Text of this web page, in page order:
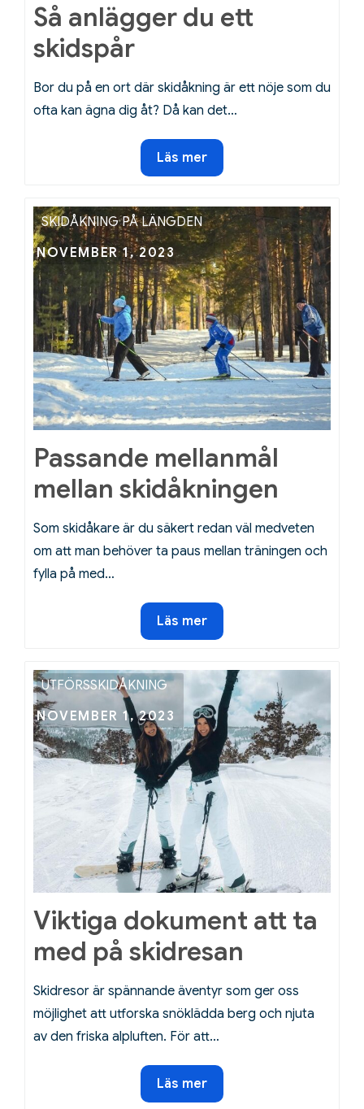
Så anlägger du ett
skidspår
Bor du på en ort där skidåkning är ett nöje som du
ofta kan ägna dig åt? Då kan det…
Så
anlägger
ett
skidspår
Läs mer
SKIDÅKNING PÅ LÄNGDEN
Posted
on
NOVEMBER 1, 2023
Passande mellanmål
mellan skidåkningen
Som skidåkare är du säkert redan väl medveten
om att man behöver ta paus mellan träningen och
fylla på med…
Passande
mellanmål
skidåkningen
Läs mer
UTFÖRSSKIDÅKNING
Posted
on
NOVEMBER 1, 2023
Viktiga dokument att ta
med på skidresan
Skidresor är spännande äventyr som ger oss
möjlighet att utforska snöklädda berg och njuta
av den friska alpluften. För att…
Viktiga
dokument
Läs mer